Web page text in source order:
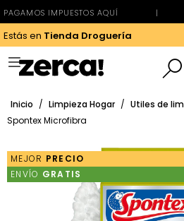
PAGAMOS IMPUESTOS AQUÍ |
Estás en Tienda Droguería
Inicio / Limpieza Hogar / Utiles de
Spontex Microfibra
MEJOR PRECIO
ENVÍO GRATIS